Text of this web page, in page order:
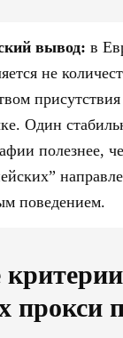
вывод: в
не
Один
полезнее,
поведением.
прокси